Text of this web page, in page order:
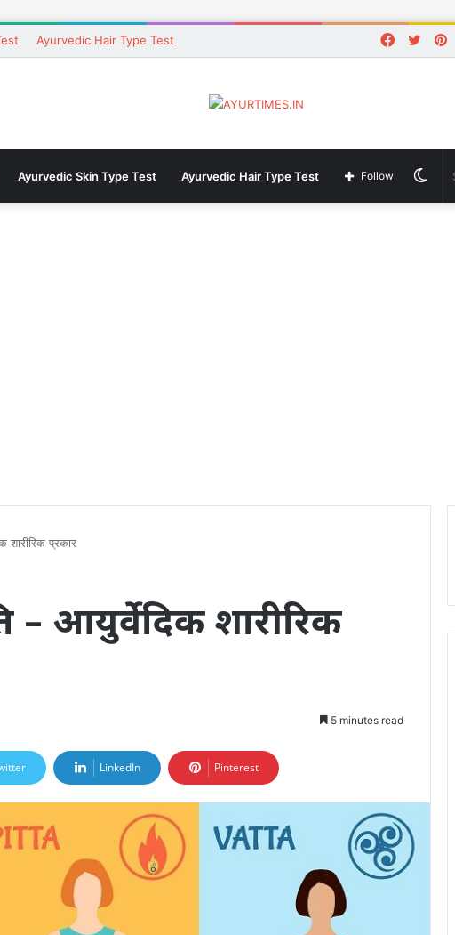
Ayurvedic Hair Type Test Facebook
Ayurvedic Skin Type Test Ayurvedic Hair Type Test Follow
शारीरिक प्रकार
– आयुर्वेदिक शारीरिक
5 minutes read
LinkedIn Pinterest